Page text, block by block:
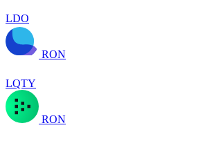
LDO
RON
LQTY
RON